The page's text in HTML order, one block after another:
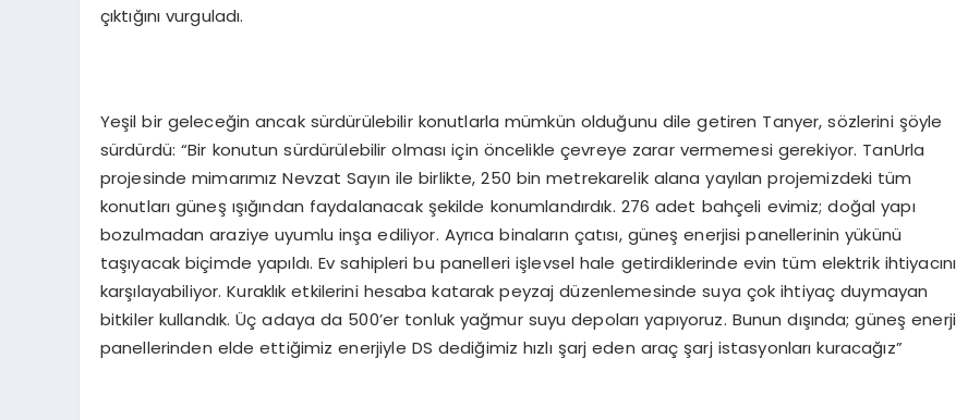
çıktığını vurguladı.
Yeşil bir geleceğin ancak sürdürülebilir konutlarla mümkün olduğunu dile getiren Tanyer, sözlerini şöyle
sürdürdü: “Bir konutun sürdürülebilir olması için öncelikle çevreye zarar vermemesi gerekiyor. TanUrla
projesinde mimarımız Nevzat Sayın ile birlikte, 250 bin metrekarelik alana yayılan projemizdeki tüm
konutları güneş ışığından faydalanacak şekilde konumlandırdık. 276 adet bahçeli evimiz; doğal yapı
bozulmadan araziye uyumlu inşa ediliyor. Ayrıca binaların çatısı, güneş enerjisi panellerinin yükünü
taşıyacak biçimde yapıldı. Ev sahipleri bu panelleri işlevsel hale getirdiklerinde evin tüm elektrik ihtiyacını
karşılayabiliyor. Kuraklık etkilerini hesaba katarak peyzaj düzenlemesinde suya çok ihtiyaç duymayan
bitkiler kullandık. Üç adaya da 500’er tonluk yağmur suyu depoları yapıyoruz. Bunun dışında; güneş enerji
panellerinden elde ettiğimiz enerjiyle DS dediğimiz hızlı şarj eden araç şarj istasyonları kuracağız”